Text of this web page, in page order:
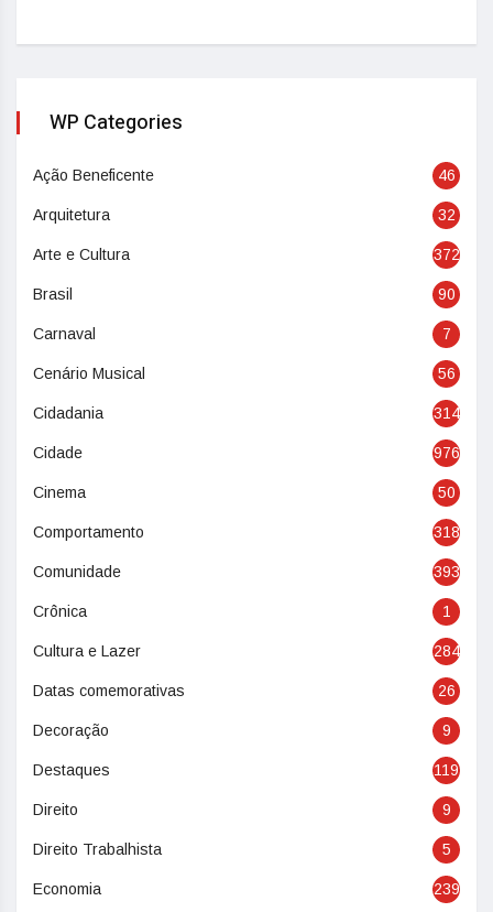
WP Categories
Ação Beneficente 46
Arquitetura 32
Arte e Cultura 372
Brasil 90
Carnaval 7
Cenário Musical 56
Cidadania 314
Cidade 976
Cinema 50
Comportamento 318
Comunidade 393
Crônica 1
Cultura e Lazer 284
Datas comemorativas 26
Decoração 9
Destaques 119
Direito 9
Direito Trabalhista 5
Economia 239